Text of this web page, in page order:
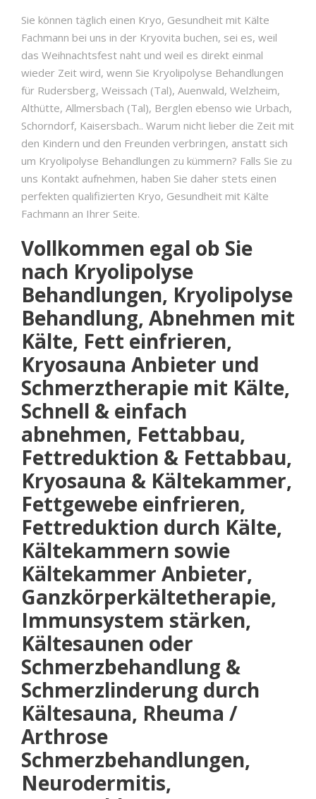
Sie können täglich einen Kryo, Gesundheit mit Kälte
Fachmann bei uns in der Kryovita buchen, sei es, weil
das Weihnachtsfest naht und weil es direkt einmal
wieder Zeit wird, wenn Sie Kryolipolyse Behandlungen
für Rudersberg, Weissach (Tal), Auenwald, Welzheim,
Althütte, Allmersbach (Tal), Berglen ebenso wie Urbach,
Schorndorf, Kaisersbach.. Warum nicht lieber die Zeit mit
den Kindern und den Freunden verbringen, anstatt sich
um Kryolipolyse Behandlungen zu kümmern? Falls Sie zu
uns Kontakt aufnehmen, haben Sie daher stets einen
perfekten qualifizierten Kryo, Gesundheit mit Kälte
Fachmann an Ihrer Seite.
Vollkommen egal ob Sie
nach Kryolipolyse
Behandlungen, Kryolipolyse
Behandlung, Abnehmen mit
Kälte, Fett einfrieren,
Kryosauna Anbieter und
Schmerztherapie mit Kälte,
Schnell & einfach
abnehmen, Fettabbau,
Fettreduktion & Fettabbau,
Kryosauna & Kältekammer,
Fettgewebe einfrieren,
Fettreduktion durch Kälte,
Kältekammern sowie
Kältekammer Anbieter,
Ganzkörperkältetherapie,
Immunsystem stärken,
Kältesaunen oder
Schmerzbehandlung &
Schmerzlinderung durch
Kältesauna, Rheuma /
Arthrose
Schmerzbehandlungen,
Neurodermitis,